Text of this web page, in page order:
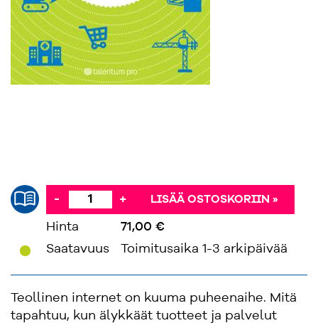
- + LISÄÄ OSTOSKORIIN »
Hinta
71,00 €
Saatavuus
Toimitusaika 1-3 arkipäivää
Teollinen internet on kuuma puheenaihe. Mitä
tapahtuu, kun älykkäät tuotteet ja palvelut